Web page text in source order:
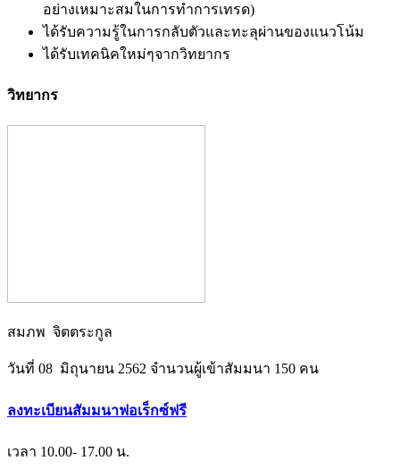
อย่างเหมาะสมในการทำการเทรด)
ได้รับความรู้ในการกลับตัวและทะลุผ่านของแนวโน้ม
ได้รับเทคนิคใหม่ๆจากวิทยากร
วิทยากร
สมภพ จิตตระกูล
วันที่ 08 มิถุนายน 2562 จำนวนผู้เข้าสัมมนา 150 คน
ลงทะเบียนสัมมนาฟอเร็กซ์ฟรี
เวลา 10.00- 17.00 น.